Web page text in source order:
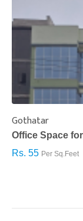
Gothatar
Office Space
Rs. 55 Per Sq.Feet